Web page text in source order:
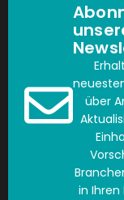
über
in Ihren